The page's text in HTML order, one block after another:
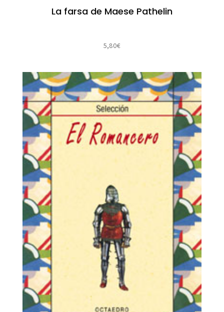
La farsa de Maese Pathelin
5,80€